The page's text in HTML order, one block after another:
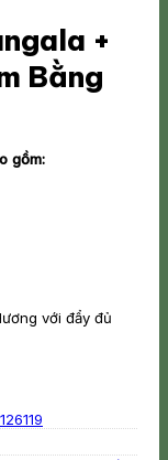
+
Bằng
gồm:
với đẩy đủ
Trầm Bằng Đồng số